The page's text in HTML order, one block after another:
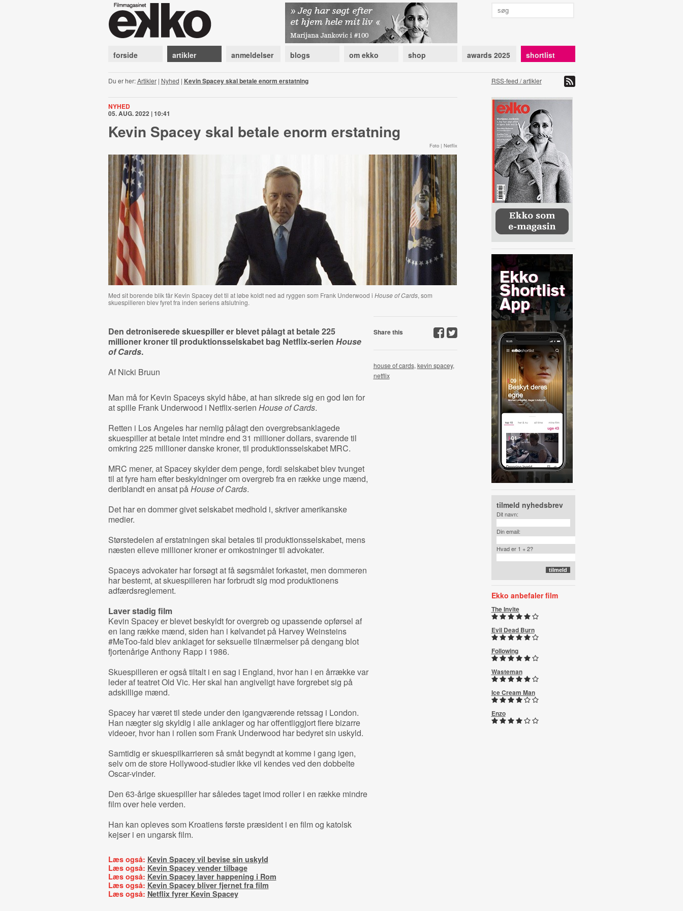
forside artikler anmeldelser blogs om ekko shop awards 2025 shortlist
Du er her:Artikler| Nyhed | Kevin Spacey skal betale enorm erstatning RSS-feed / artikler
NYHED
05. AUG. 2022 | 10:41
Kevin Spacey skal betale enorm erstatning
Foto | Netflix
Med sit borende blik får Kevin Spacey det til at løbe koldt ned ad ryggen som Frank Underwood i House of Cards, som
skuespilleren blev fyret fra inden seriens afslutning.
Den detroniserede skuespiller er blevet pålagt at betale 225
millioner kroner til produktionsselskabet bag Netflix-serien House
of Cards.
Af Nicki Bruun
Man må for Kevin Spaceys skyld håbe, at han sikrede sig en god løn for
at spille Frank Underwood i Netflix-serien House of Cards.
Retten i Los Angeles har nemlig pålagt den overgrebsanklagede
skuespiller at betale intet mindre end 31 millioner dollars, svarende til
omkring 225 millioner danske kroner, til produktionsselskabet MRC.
MRC mener, at Spacey skylder dem penge, fordi selskabet blev tvunget
til at fyre ham efter beskyldninger om overgreb fra en række unge mænd,
deriblandt en ansat påHouse of Cards.
Det har en dommer givet selskabet medhold i, skriver amerikanske
medier.
Størstedelen af erstatningen skal betales til produktionsselskabet, mens
næsten elleve millioner kroner er omkostninger til advokater.
Spaceys advokater har forsøgt at få søgsmålet forkastet, men dommeren
har bestemt, at skuespilleren har forbrudt sig mod produktionens
adfærdsreglement.
Laver stadig film
Kevin Spacey er blevet beskyldt for overgreb og upassende opførsel af
en lang række mænd, siden han i kølvandet på Harvey Weinsteins
#MeToo-fald blev anklaget for seksuelle tilnærmelser på dengang blot
fjortenårige Anthony Rapp i 1986.
Skuespilleren er også tiltalt i en sag i England, hvor han i en årrække var
leder af teatret Old Vic. Her skal han angiveligt have forgrebet sig på
adskillige mænd.
Spacey har været til stede under den igangværende retssag i London.
Han nægter sig skyldig i alle anklager og har offentliggjort flere bizarre
videoer, hvor han i rollen som Frank Underwood har bedyret sin uskyld.
Samtidig er skuespilkarrieren så småt begyndt at komme i gang igen,
selv om de store Hollywood-studier ikke vil kendes ved den dobbelte
Oscar-vinder.
Den 63-årige skuespiller har således taget imod roller i en række mindre
film over hele verden.
Han kan opleves som Kroatiens første præsident i en film og katolsk
kejser i en ungarsk film.
Læs også: Kevin Spacey vil bevise sin uskyld
Læs også: Kevin Spacey vender tilbage
Læs også: Kevin Spacey laver happening i Rom
Læs også: Kevin Spacey bliver fjernet fra film
Læs også: Netflix fyrer Kevin Spacey
Share this
house of cards, kevin spacey,
netflix
tilmeld nyhedsbrev
Dit navn:
Din email:
Hvad er 1 + 2?
Ekko anbefaler film
The Invite
Evil Dead Burn
Following
Wasteman
Ice Cream Man
Enzo